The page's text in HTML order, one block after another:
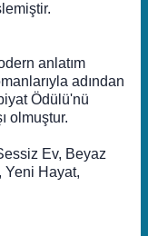
anlatım
adından
Ödülü'nü
olmuştur.
Ev, Beyaz
Yeni Hayat,